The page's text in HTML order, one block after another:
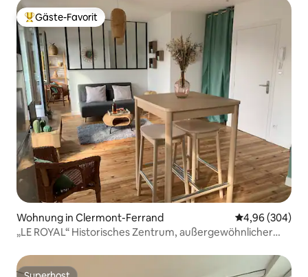
Beliebter Gäste-Favorit.
Gäste-Favorit
Wohnung in Clermont-Ferrand
4,96 (304)
„LE ROYAL“ Historisches Zentrum, außergewöhnlicher